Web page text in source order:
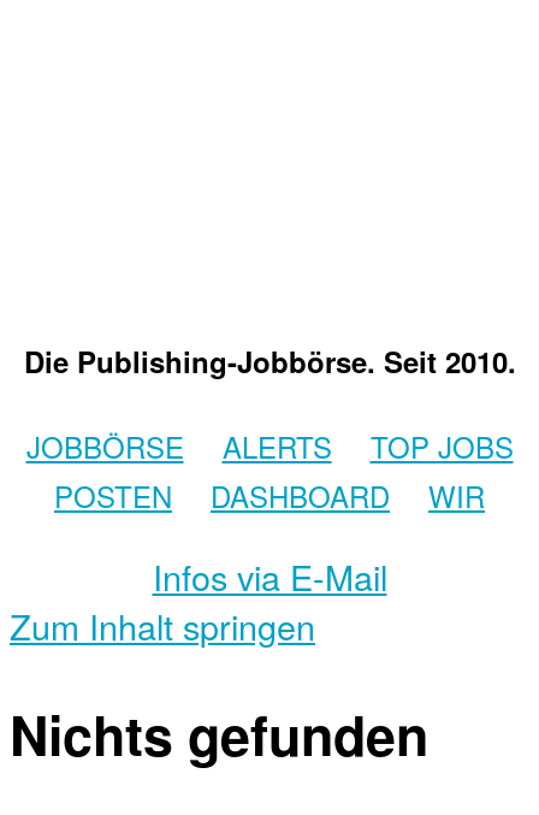
Die Publishing-Jobbörse. Seit 2010.
JOBBÖRSE ALERTS
TOP JOBS
POSTEN
DASHBOARD WIR
Infos via E-Mail
Zum Inhalt springen
Nichts gefunden